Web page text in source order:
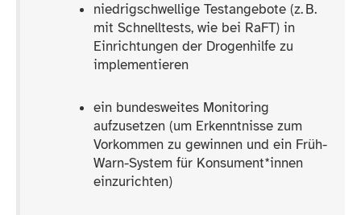
niedrigschwellige Testangebote (z. B.
mit Schnelltests, wie bei RaFT) in
Einrichtungen der Drogenhilfe zu
implementieren
ein bundesweites Monitoring
aufzusetzen (um Erkenntnisse zum
Vorkommen zu gewinnen und ein Früh-​
Warn-​System für Konsument*innen
einzurichten)